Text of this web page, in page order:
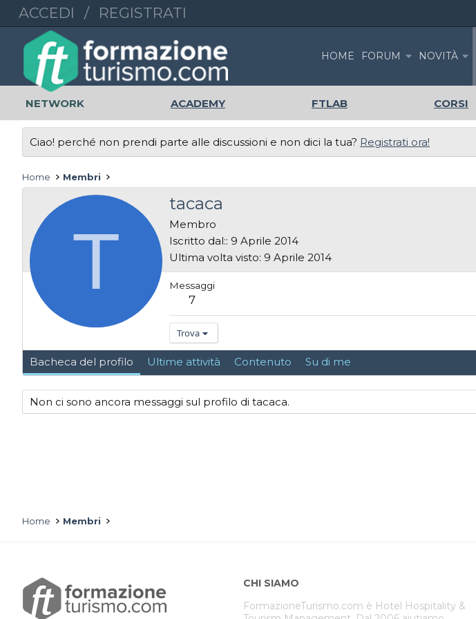
ACCEDI / REGISTRATI
HOME FORUM NOVITÀ
NETWORK ACADEMY FTLAB CORSI
Ciao! perché non prendi parte alle discussioni e non dici la tua? Registrati ora!
Home Membri
T
tacaca
Membro
Iscritto dal: 9 Aprile 2014
Ultima volta visto 9 Aprile 2014
Messaggi
7
Trova
Bacheca del profilo Ultime attività Contenuto Su di me
Non ci sono ancora messaggi sul profilo di tacaca.
Home Membri
CHI SIAMO
FormazioneTurismo.com è Hotel Hospitality &